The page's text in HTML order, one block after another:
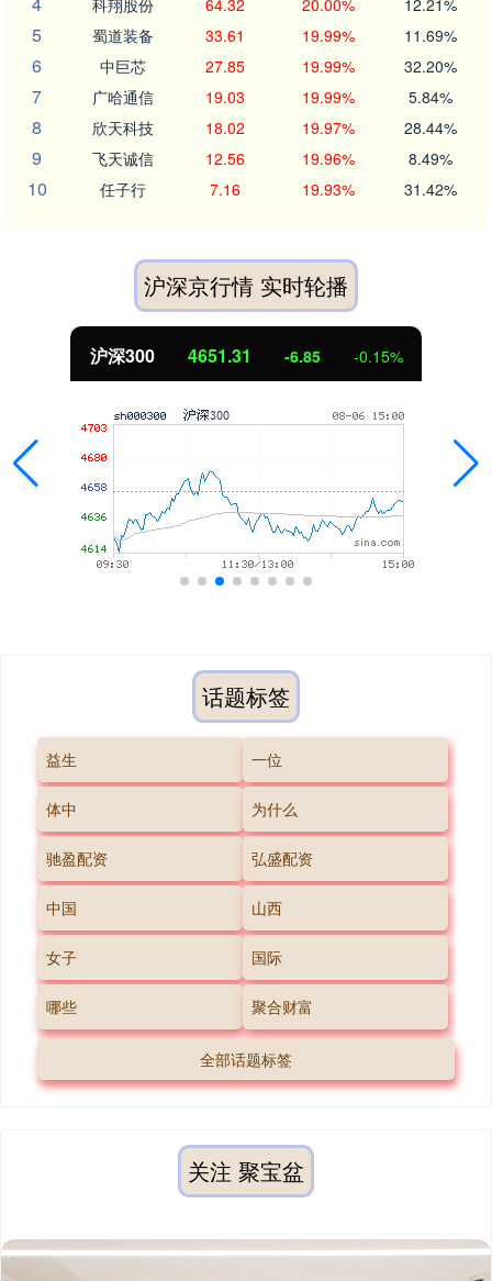
科翔股份 64.32 20.00% 12.21%
5 蜀道装备 33.61 19.99% 11.69%
6 中巨芯 27.85 19.99% 32.20%
7 广哈通信 19.03 19.99% 5.84%
8 欣天科技 18.02 19.97% 28.44%
9 飞天诚信 12.56 19.96% 8.49%
10 任子行 7.16 19.93% 31.42%
沪深京行情 实时轮播
沪深300 4651.31 -6.85 -0.15%
话题标签
益生 一位
体中 为什么
驰盈配资 弘盛配资
中国 山西
女子 国际
哪些 聚合财富
全部话题标签
关注 聚宝盆